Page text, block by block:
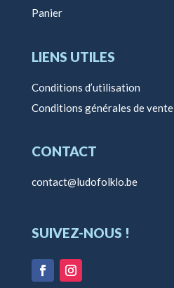
Panier
LIENS UTILES
Conditions d’utilisation
Conditions générales de vente
CONTACT
contact@ludofolklo.be
SUIVEZ-NOUS !